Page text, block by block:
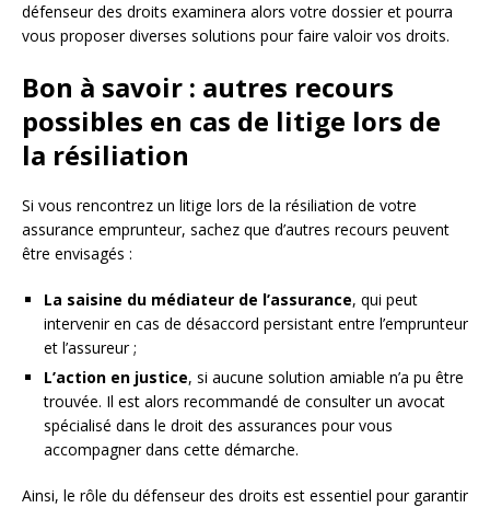
défenseur des droits examinera alors votre dossier et pourra
vous proposer diverses solutions pour faire valoir vos droits.
Bon à savoir : autres recours
possibles en cas de litige lors de
la résiliation
Si vous rencontrez un litige lors de la résiliation de votre
assurance emprunteur, sachez que d’autres recours peuvent
être envisagés :
La saisine du médiateur de l’assurance, qui peut
intervenir en cas de désaccord persistant entre l’emprunteur
et l’assureur ;
L’action en justice, si aucune solution amiable n’a pu être
trouvée. Il est alors recommandé de consulter un avocat
spécialisé dans le droit des assurances pour vous
accompagner dans cette démarche.
Ainsi, le rôle du défenseur des droits est essentiel pour garantir